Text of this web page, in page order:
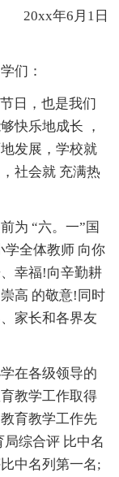
20xx年6月1日
们：
日，也是我们
快乐地成长 ，
发展，学校就
社会就 充满热
为 “六。一”国
学全体教师 向你
幸福!向辛勤耕
高 的敬意!同时
家长和各界友
在各级领导的
教学工作取得
育教学工作先
综合评 比中名
中名列第一名;